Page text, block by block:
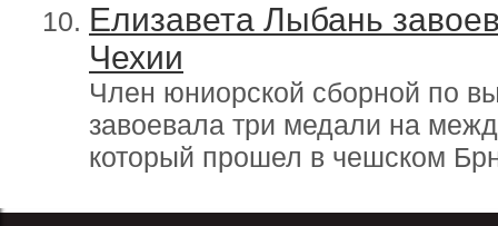
Елизавета Лыбань
Чехии
Член юниорской сборной по
завоевала три медали на
который прошел в чешском